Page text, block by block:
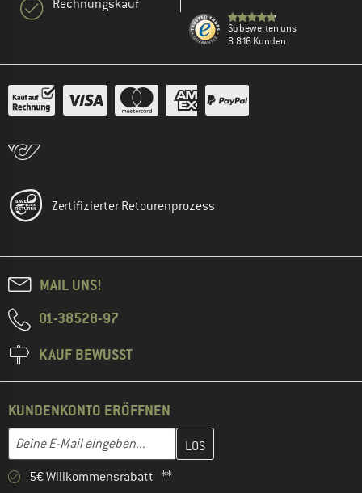
Rechnungskauf
So bewerten uns
8.816 Kunden
Zertifizierter Retourenprozess
MAIL UNS!
01-38528-97
KAUF BEWUSST
KUNDENKONTO ERÖFFNEN
E-Mail-Adresse
Gib hier deine E-Mail-Adresse ein und erstelle im nächsten
5€ Willkommensrabatt **